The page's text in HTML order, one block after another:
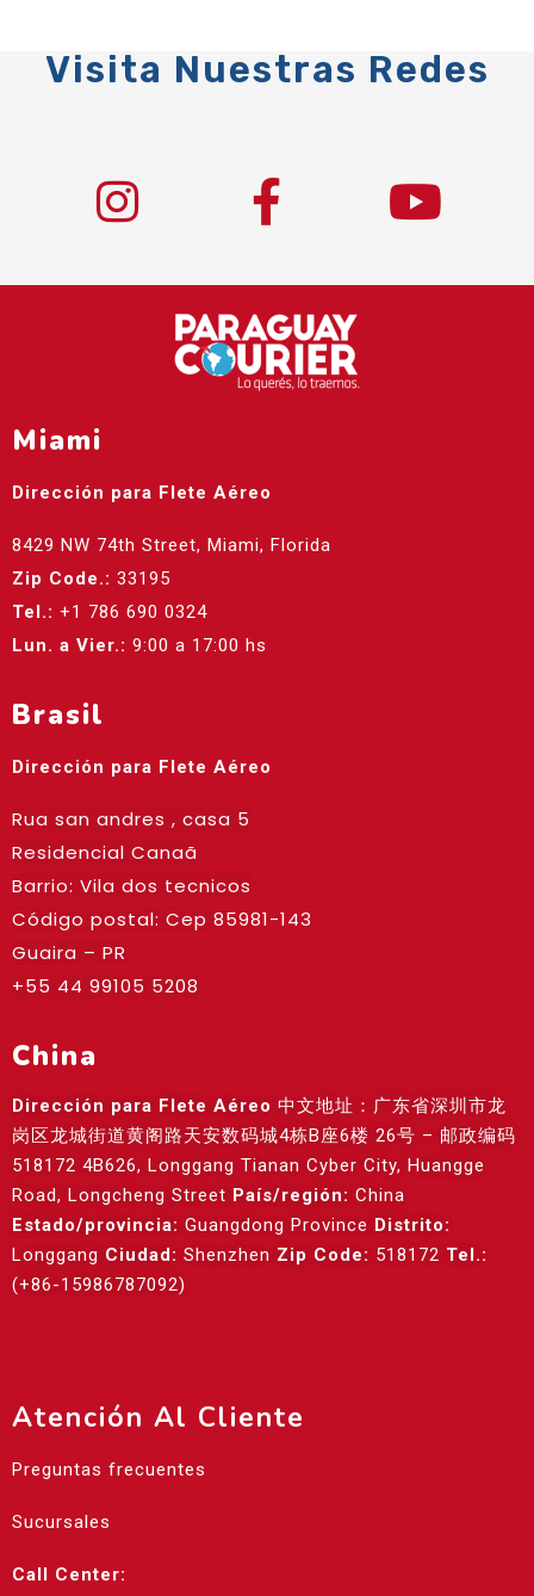
Visita Nuestras Redes
Miami
Dirección para Flete Aéreo
8429 NW 74th Street, Miami, Florida
Zip Code.: 33195
Tel.: +1 786 690 0324
Lun. a Vier.: 9:00 a 17:00 hs
Brasil
Dirección para Flete Aéreo
Rua san andres , casa 5
Residencial Canaã
Barrio: Vila dos tecnicos
Código postal: Cep 85981-143
Guaira – PR
+55 44 99105 5208
China
Dirección para Flete Aéreo 中文地址：广东省深圳市龙
岗区龙城街道黄阁路天安数码城4栋B座6楼 26号 – 邮政编码
518172 4B626, Longgang Tianan Cyber City, Huangge
Road, Longcheng Street País/región: China
Estado/provincia: Guangdong Province Distrito:
Longgang Ciudad: Shenzhen Zip Code: 518172 Tel.:
(+86-15986787092)
Atención Al Cliente
Preguntas frecuentes
Sucursales
Call Center: